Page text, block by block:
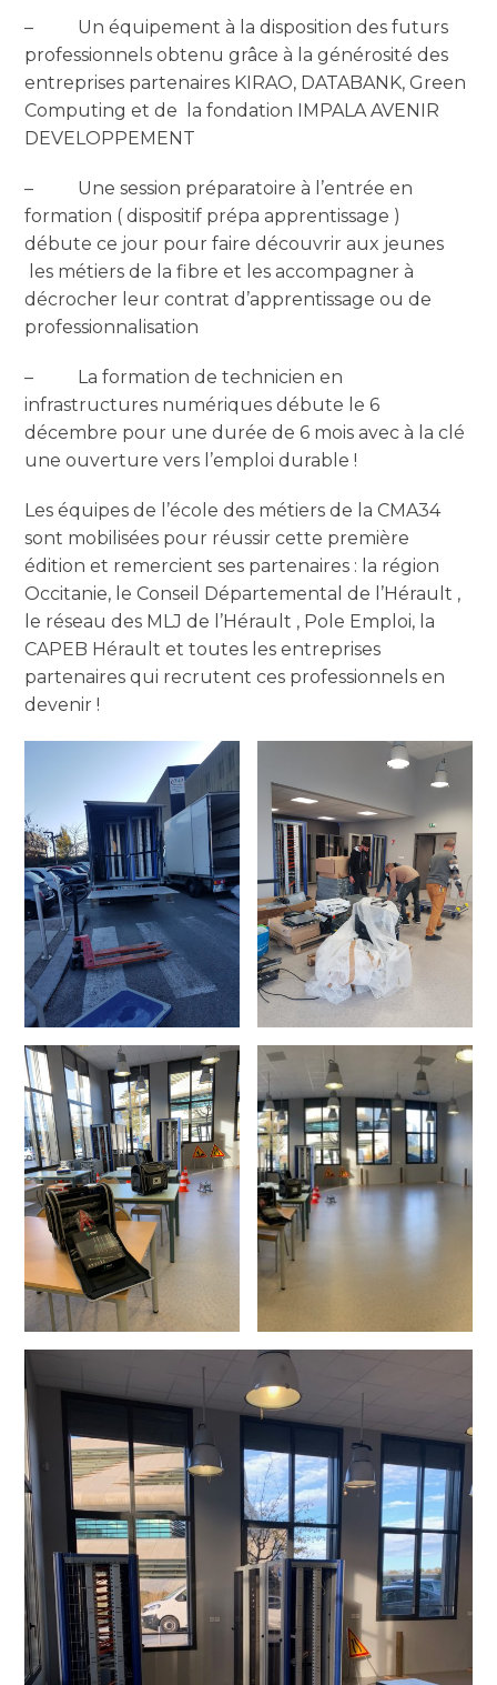
– Un équipement à la disposition des futurs
professionnels obtenu grâce à la générosité des
entreprises partenaires KIRAO, DATABANK, Green
Computing et de la fondation IMPALA AVENIR
DEVELOPPEMENT
– Une session préparatoire à l’entrée en
formation ( dispositif prépa apprentissage )
débute ce jour pour faire découvrir aux jeunes
les métiers de la fibre et les accompagner à
décrocher leur contrat d’apprentissage ou de
professionnalisation
– La formation de technicien en
infrastructures numériques débute le 6
décembre pour une durée de 6 mois avec à la clé
une ouverture vers l’emploi durable !
Les équipes de l’école des métiers de la CMA34
sont mobilisées pour réussir cette première
édition et remercient ses partenaires : la région
Occitanie, le Conseil Départemental de l’Hérault ,
le réseau des MLJ de l’Hérault , Pole Emploi, la
CAPEB Hérault et toutes les entreprises
partenaires qui recrutent ces professionnels en
devenir !